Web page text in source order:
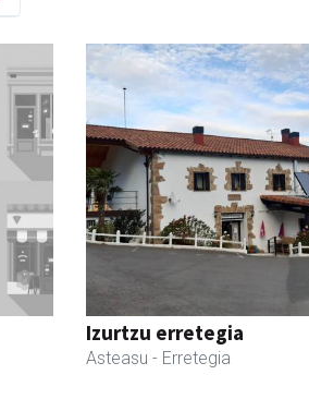
Izurtzu erretegia
Asteasu - Erretegia